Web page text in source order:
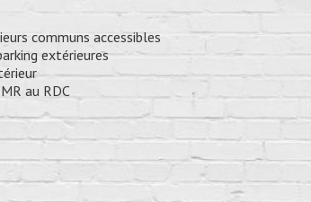
communs accessibles
extérieures
au RDC